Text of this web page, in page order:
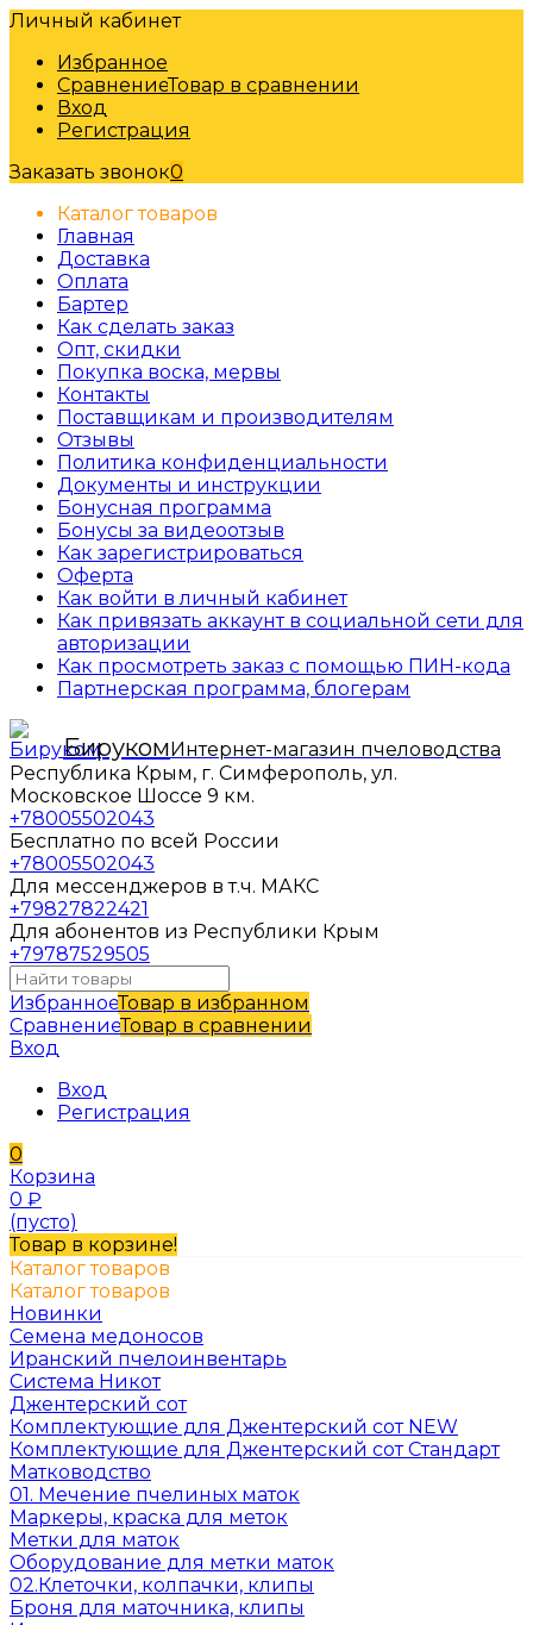
Личный кабинет
Избранное
СравнениеТовар в сравнении
Вход
Регистрация
Заказать звонок0
Каталог товаров
Главная
Доставка
Оплата
Бартер
Как сделать заказ
Опт, скидки
Покупка воска, мервы
Контакты
Поставщикам и производителям
Отзывы
Политика конфиденциальности
Документы и инструкции
Бонусная программа
Бонусы за видеоотзыв
Как зарегистрироваться
Оферта
Как войти в личный кабинет
Как привязать аккаунт в социальной сети для
авторизации
Как просмотреть заказ с помощью ПИН-кода
Партнерская программа, блогерам
БирукомИнтернет-магазин пчеловодства
Республика Крым, г. Симферополь, ул.
Московское Шоссе 9 км.
+78005502043
Бесплатно по всей России
+78005502043
Для мессенджеров в т.ч. МАКС
+79827822421
Для абонентов из Республики Крым
+79787529505
ИзбранноеТовар в избранном
СравнениеТовар в сравнении
Вход
Вход
Регистрация
0
Корзина
0 ₽
(пусто)
Товар в корзине!
Каталог товаров
Каталог товаров
Новинки
Семена медоносов
Иранский пчелоинвентарь
Система Никот
Джентерский сот
Комплектующие для Джентерский сот NEW
Комплектующие для Джентерский сот Стандарт
Матководство
01. Мечение пчелиных маток
Маркеры, краска для меток
Метки для маток
Оборудование для метки маток
02.Клеточки, колпачки, клипы
Броня для маточника, клипы